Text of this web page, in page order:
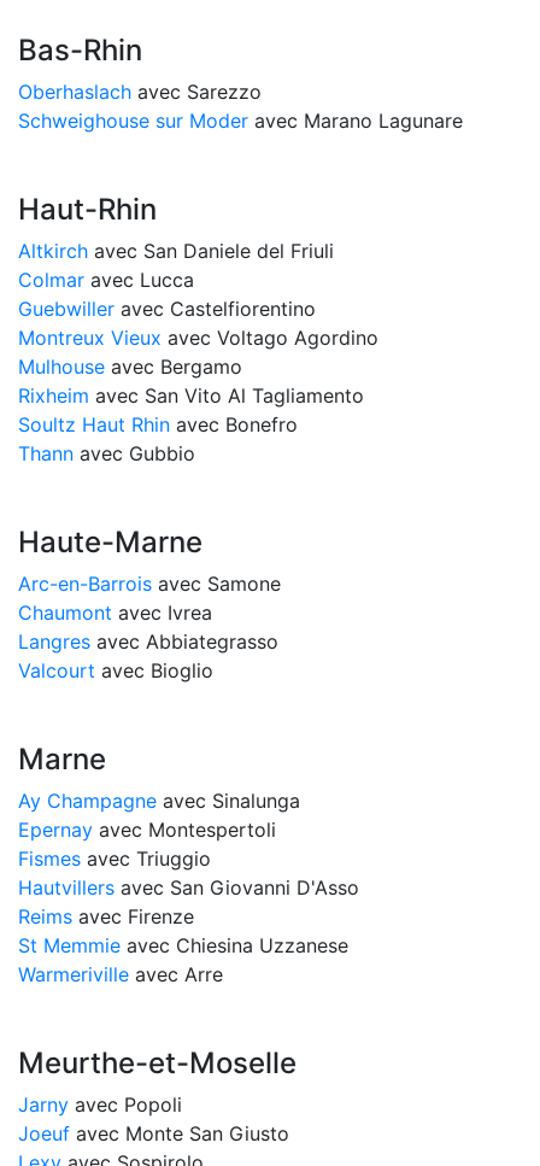
Bas-Rhin
Oberhaslach avec Sarezzo
Schweighouse sur Moder avec Marano Lagunare
Haut-Rhin
Altkirch avec San Daniele del Friuli
Colmar avec Lucca
Guebwiller avec Castelfiorentino
Montreux Vieux avec Voltago Agordino
Mulhouse avec Bergamo
Rixheim avec San Vito Al Tagliamento
Soultz Haut Rhin avec Bonefro
Thann avec Gubbio
Haute-Marne
Arc-en-Barrois avec Samone
Chaumont avec Ivrea
Langres avec Abbiategrasso
Valcourt avec Bioglio
Marne
Ay Champagne avec Sinalunga
Epernay avec Montespertoli
Fismes avec Triuggio
Hautvillers avec San Giovanni D'Asso
Reims avec Firenze
St Memmie avec Chiesina Uzzanese
Warmeriville avec Arre
Meurthe-et-Moselle
Jarny avec Popoli
Joeuf avec Monte San Giusto